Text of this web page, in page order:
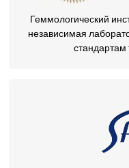
Геммологический
независимая
стандартам